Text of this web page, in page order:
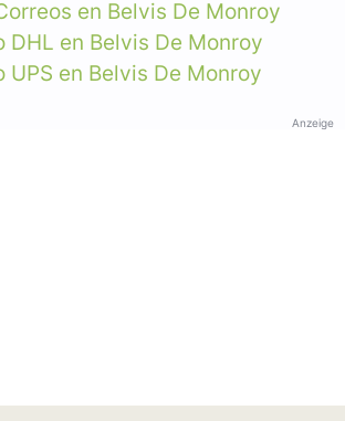
en Belvis De Monroy
DHL en Belvis De Monroy
UPS en Belvis De Monroy
Anzeige